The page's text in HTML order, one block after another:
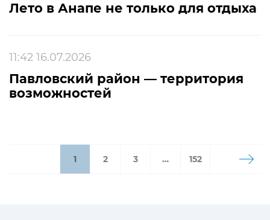
Лето в Анапе не только для отдыха
11:42 16.07.2026
Павловский район — территория
возможностей
1 2 3 … 152